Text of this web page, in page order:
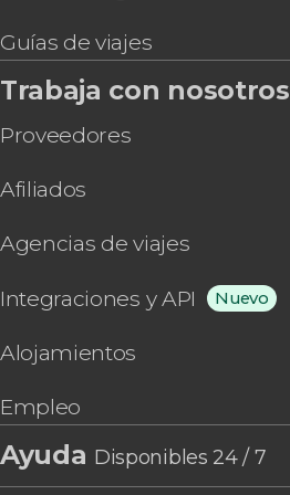
Guías de viajes
Trabaja con nosotros
Proveedores
Afiliados
Agencias de viajes
Integraciones y API Nuevo
Alojamientos
Empleo
Ayuda Disponibles 24 / 7